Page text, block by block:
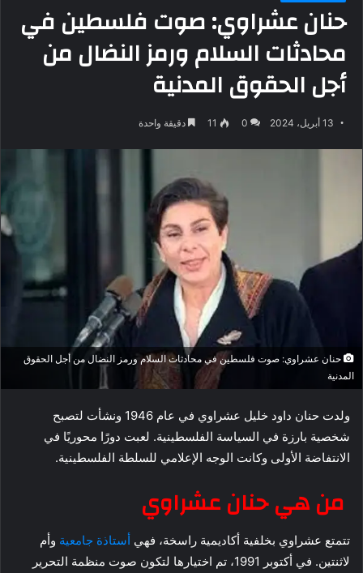
حنان عشراوي: صوت فلسطين في
محادثات السلام ورمز النضال من
أجل الحقوق المدنية
13 أبريل، 2024 0
11 دقيقة واحدة
حنان عشراوي: صوت فلسطين في محادثات السلام ورمز النضال من أجل الحقوق
المدنية
ولدت حنان داود خليل عشراوي في عام 1946 ونشأت لتصبح
شخصية بارزة في السياسة الفلسطينية. لعبت دورًا محوريًا في
الانتفاضة الأولى وكانت الوجه الإعلامي للسلطة الفلسطينية.
من هي حنان عشراوي
تتمتع عشراوي بخلفية أكاديمية راسخة، فهي أستاذة جامعية وأم
لاثنتين. في أكتوبر 1991، تم اختيارها لتكون صوت منظمة التحرير